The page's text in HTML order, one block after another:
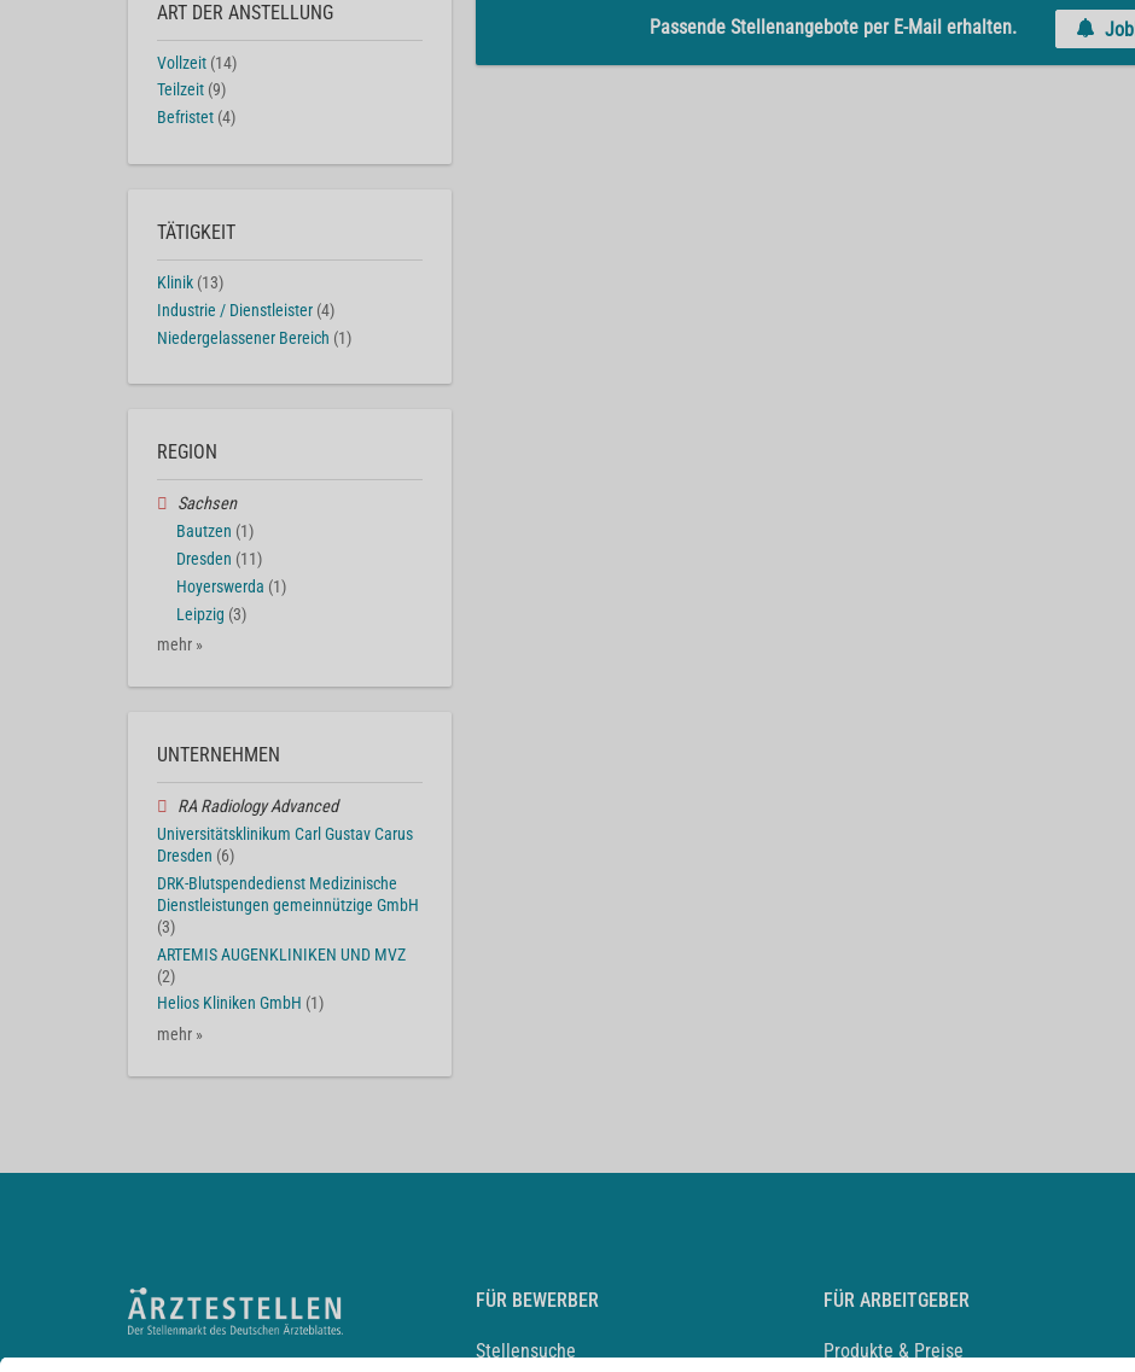
Passende Stellenangebote per E-Mail erhalten.
ART DER ANSTELLUNG
Vollzeit (14)
Teilzeit (9)
Befristet (4)
TÄTIGKEIT
Klinik (13)
Industrie / Dienstleister (4)
Niedergelassener Bereich (1)
REGION
Sachsen
Bautzen (1)
Dresden (11)
Hoyerswerda (1)
Leipzig (3)
mehr »
UNTERNEHMEN
RA Radiology Advanced
Universitätsklinikum Carl Gustav Carus
Dresden (6)
DRK-Blutspendedienst Medizinische
Dienstleistungen gemeinnützige GmbH
(3)
ARTEMIS AUGENKLINIKEN UND MVZ
(2)
Helios Kliniken GmbH (1)
mehr »
FÜR BEWERBER
Stellensuche
FÜR ARBEITGEBER
Produkte & Preise